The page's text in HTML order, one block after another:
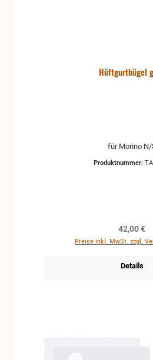
Hüftgurtbügel
für Morino N/
Produktnummer:
Regulärer
42,00 €
Preise inkl. MwSt. zzgl.
Details